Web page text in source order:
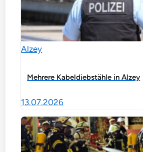
Alzey
Mehrere Kabeldiebstähle in Alzey
13.07.2026